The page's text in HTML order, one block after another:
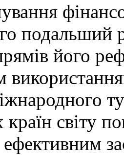
подальший
його
країн світу